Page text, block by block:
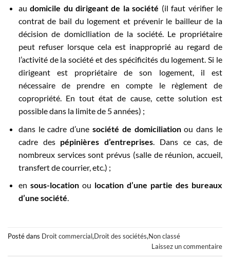
audomicile du dirigeant de la société (il faut vérifier le
contrat de bail du logement et prévenir le bailleur de la
décision de domiclliation de la société. Le propriétaire
peut refuser lorsque cela est inapproprié au regard de
l’activité de la société et des spécificités du logement. Si le
dirigeant est propriétaire de son logement, il est
nécessaire de prendre en compte le règlement de
copropriété. En tout état de cause, cette solution est
possible dans la limite de 5 années) ;
dans le cadre d’une société de domiciliationou dans le
cadre des pépinières d’entreprises . Dans ce cas, de
nombreux services sont prévus (salle de réunion, accueil,
transfert de courrier, etc.) ;
en sous-locationou location d’une partie des bureaux
d’une société.
Posté dans Droit commercial,Droit des sociétés,Non classé
Laissez un commentaire